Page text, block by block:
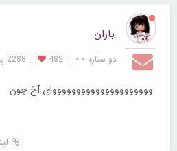
باران
دو ستاره ⋆⋆ |
482
| 2288 پست
وووووووووووووووووووووای آخ جون